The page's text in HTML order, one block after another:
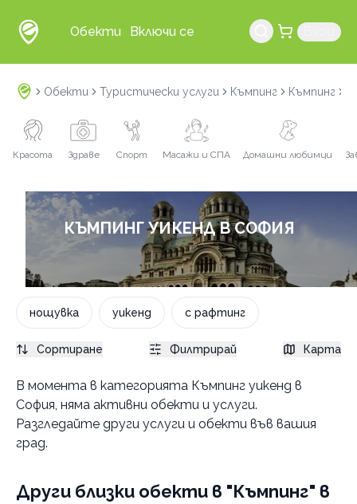
Обекти Включи се
Обекти Туристически услуги Къмпинг Къмпинг
Красота Здраве Спорт Масажи и СПА Домашни любимци
КЪМПИНГ УИКЕНД В СОФИЯ
нощувка уикенд с рафтинг
В момента в категорията Къмпинг уикенд в
София, няма активни обекти и услуги.
Разгледайте други услуги и обекти във вашия
град.
Други близки обекти в "Къмпинг" в
Сортиране Филтрирай Карта
Благоевград
Услуги
Къмпинг
с рафтинг